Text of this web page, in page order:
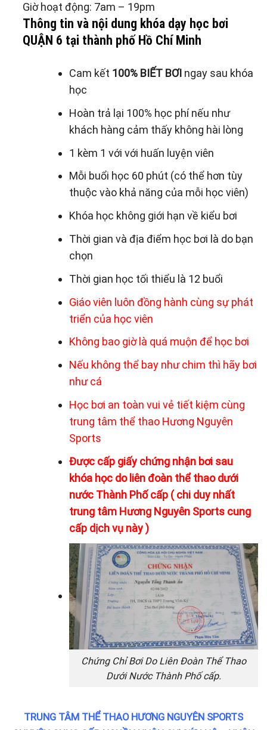
Giờ hoạt động: 7am – 19pm
Thông tin và nội dung khóa dạy học bơi
QUẬN 6 tại thành phố Hồ Chí Minh
Cam kết 100% BIẾT BƠI ngay sau khóa
học
Hoàn trả lại 100% học phí nếu như
khách hàng cảm thấy không hài lòng
1 kèm 1 với với huấn luyện viên
Mỗi buổi học 60 phút (có thể hơn tùy
thuộc vào khả năng của mỗi học viên)
Khóa học không giới hạn về kiểu bơi
Thời gian và địa điểm học bơi là do bạn
chọn
Thời gian học tối thiểu là 12 buổi
Giáo viên luôn đồng hành cùng sự phát
triển của học viên
Không bao giờ là quá muộn để học bơi
Nếu không thể bay như chim thì hãy bơi
như cá
Học bơi an toàn vui vẻ tiết kiệm cùng
trung tâm thể thao Hương Nguyên
Sports
Được cấp giấy chứng nhận bơi sau
khóa học do liên đoàn thể thao dưới
nước Thành Phố cấp ( chi duy nhất
trung tâm Hương Nguyên Sports cung
cấp dịch vụ này )
Chứng Chỉ Bơi Do Liên Đoàn Thể Thao
Dưới Nước Thành Phố cấp.
TRUNG TÂM THỂ THAO HƯƠNG NGUYÊN SPORTS